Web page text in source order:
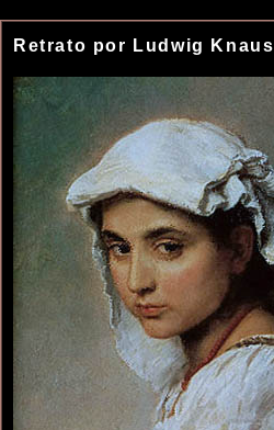
Retrato por Ludwig Knaus